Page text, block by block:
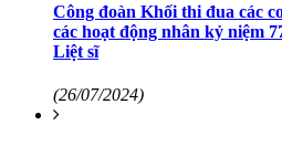
Công đoàn Khối thi đua các
các hoạt động nhân kỷ niệm
Liệt sĩ
(26/07/2024)